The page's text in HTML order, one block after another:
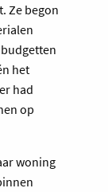
Ze begon
het
had
op
woning